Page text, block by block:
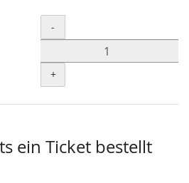
Menge
-
+
ein Ticket bestellt